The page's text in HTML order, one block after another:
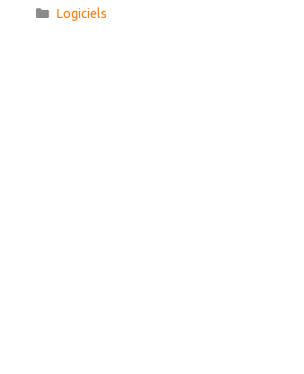
Catégories
Logiciels